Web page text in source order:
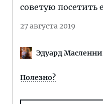
советую посетить
27 августа 2019
Эдуард
Полезно?